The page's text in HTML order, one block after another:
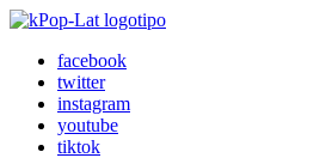
facebook
twitter
instagram
youtube
tiktok